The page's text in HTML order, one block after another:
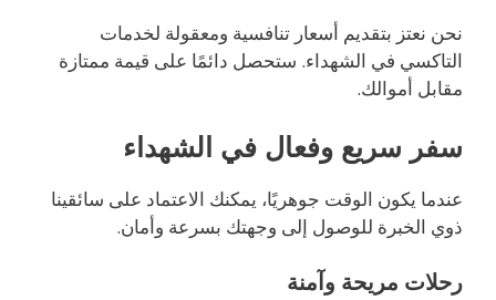
نحن نعتز بتقديم أسعار تنافسية ومعقولة لخدمات
التاكسي في الشهداء. ستحصل دائمًا على قيمة ممتازة
مقابل أموالك.
سفر سريع وفعال في الشهداء
عندما يكون الوقت جوهريًا، يمكنك الاعتماد على سائقينا
ذوي الخبرة للوصول إلى وجهتك بسرعة وأمان.
رحلات مريحة وآمنة